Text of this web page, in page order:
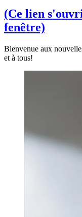
(Ce lien
fenêtre)
Bienvenue aux
et à tous!